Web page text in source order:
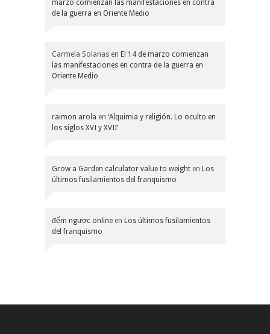
marzo comienzan las manifestaciones en contra
de la guerra en Oriente Medio
Carmela Solanas en El 14 de marzo comienzan
las manifestaciones en contra de la guerra en
Oriente Medio
raimon arola en ‘Alquimia y religión. Lo oculto en
los siglos XVI y XVII’
Grow a Garden calculator value to weight en Los
últimos fusilamientos del franquismo
đếm ngược online en Los últimos fusilamientos
del franquismo